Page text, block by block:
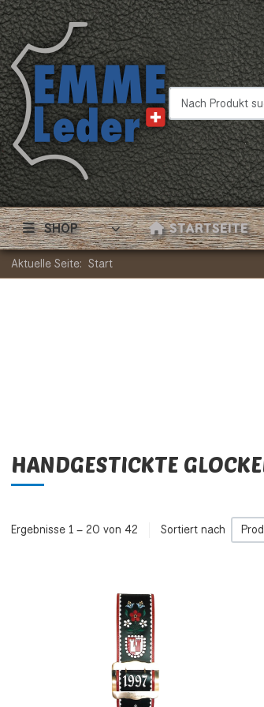
Nach Produkt
SHOP STARTSEITE
Aktuelle Seite: Start
HANDGESTICKTE
Ergebnisse 1 – 20 von 42 Sortiert nach